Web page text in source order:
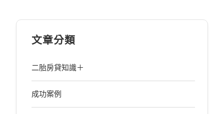
文章分類
二胎房貸知識＋
成功案例